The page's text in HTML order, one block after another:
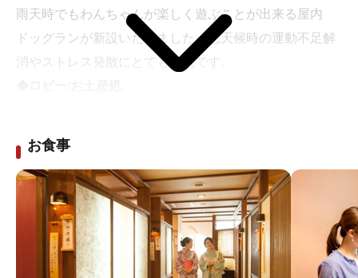
雨天時でもわんちゃんが楽しく遊ぶことが出来る屋内
ドッグランが新設いたしました。悪天候時の運動不足解
消やストレス発散にとても便利です。
また、わんちゃんたち滞在中のおやつの他、お洋服や
グッズなどを販売しています。
お食事